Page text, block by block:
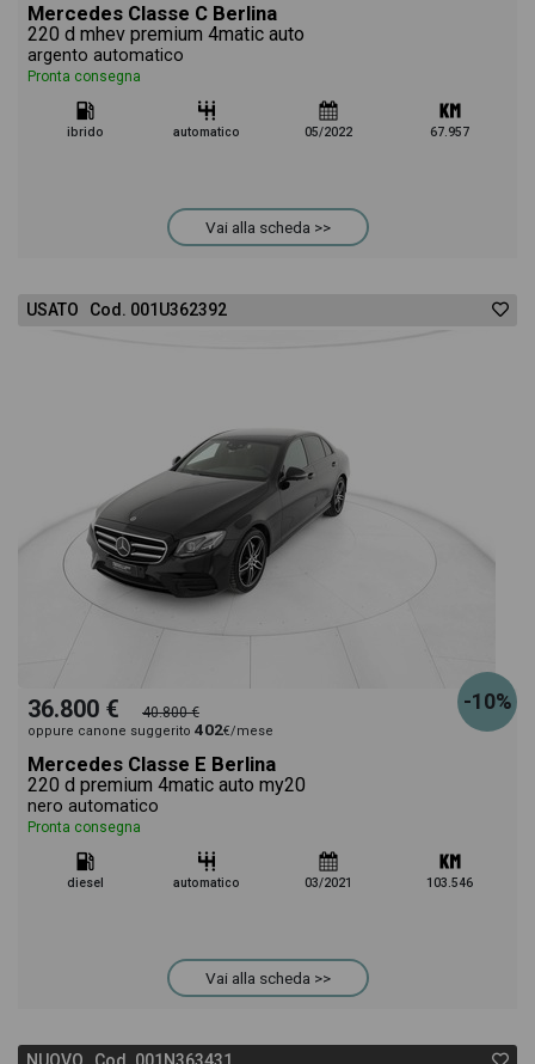
Mercedes Classe C Berlina
220 d mhev premium 4matic auto
argento automatico
Pronta consegna
ibrido automatico 05/2022 67.957
Vai alla scheda >>
USATO Cod. 001U362392
-10%
36.800 € 40.800 €
oppure canone suggerito 402€/mese
Mercedes Classe E Berlina
220 d premium 4matic auto my20
nero automatico
Pronta consegna
diesel automatico 03/2021 103.546
Vai alla scheda >>